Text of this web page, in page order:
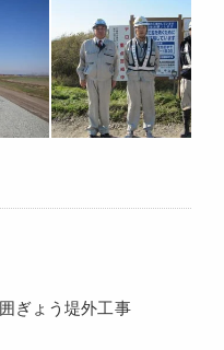
ぎょう堤外工事